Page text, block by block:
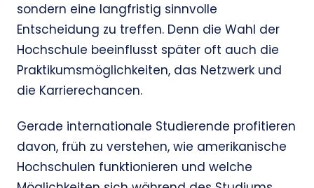
sondern eine langfristig sinnvolle
Entscheidung zu treffen. Denn die Wahl der
Hochschule beeinflusst später oft auch die
Praktikumsmöglichkeiten, das Netzwerk und
die Karrierechancen.
Gerade internationale Studierende profitieren
davon, früh zu verstehen, wie amerikanische
Hochschulen funktionieren und welche